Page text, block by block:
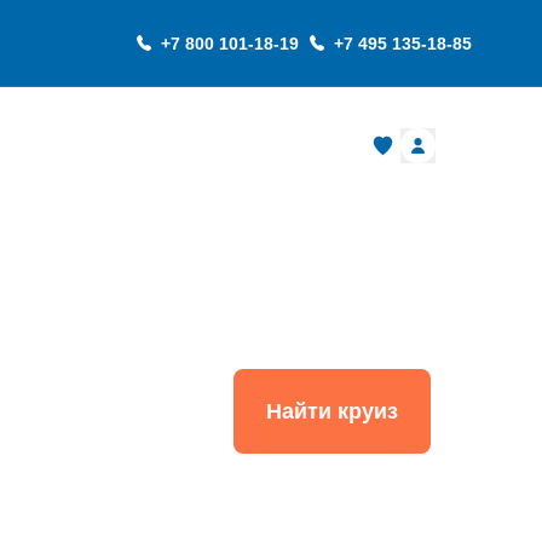
+7 800 101-18-19 +7 495 135-18-85
Найти круиз